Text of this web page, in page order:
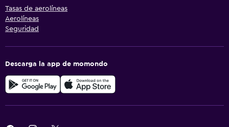
Tasas de aerolíneas
Aerolíneas
Seguridad
Descarga la app de momondo